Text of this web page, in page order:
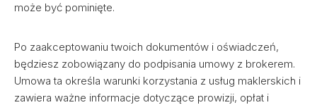
może być pominięte.
Po zaakceptowaniu twoich dokumentów i oświadczeń,
będziesz zobowiązany do podpisania umowy z brokerem.
Umowa ta określa warunki korzystania z usług maklerskich i
zawiera ważne informacje dotyczące prowizji, opłat i